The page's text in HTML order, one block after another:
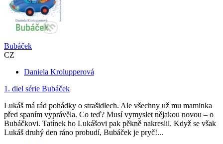
Bubáček
CZ
Daniela Krolupperová
1. diel série Bubáček
Lukáš má rád pohádky o strašidlech. Ale všechny už mu maminka
před spaním vyprávěla. Co teď? Musí vymyslet nějakou novou – o
Bubáčkovi. Tatínek ho Lukášovi pak pěkně nakreslil. Když se však
Lukáš druhý den ráno probudí, Bubáček je pryč!...